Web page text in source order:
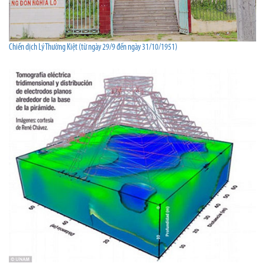
Chiến dịch Lý Thường Kiệt (từ ngày 29/9 đến ngày 31/10/1951)